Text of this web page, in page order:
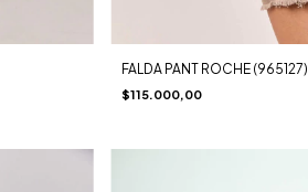
FALDA PANT ROCHE (965127)
$115.000,00